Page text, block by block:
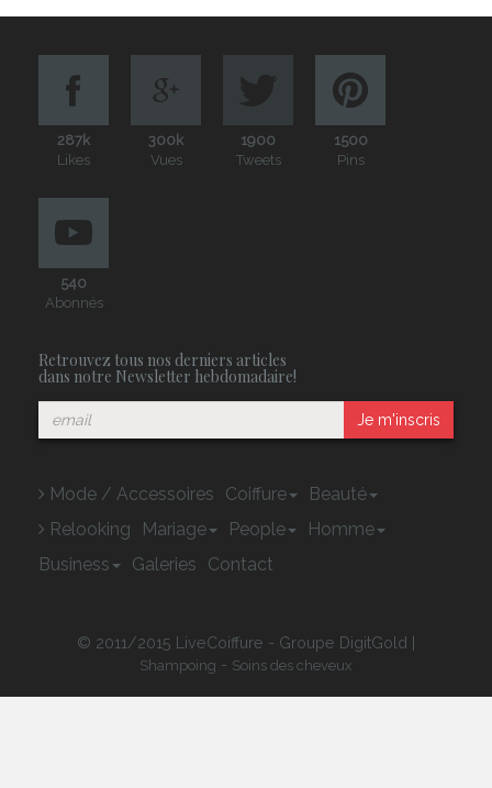
287k
Likes
300k
Vues
1900
Tweets
1500
Pins
540
Abonnés
Retrouvez tous nos derniers articles
dans notre Newsletter hebdomadaire!
Je m'inscris
Mode / Accessoires Coiffure
Beauté
Relooking
Mariage People
Homme
Business
Galeries Contact
© 2011/2015 LiveCoiffure - Groupe DigitGold |
Shampoing - Soins des cheveux